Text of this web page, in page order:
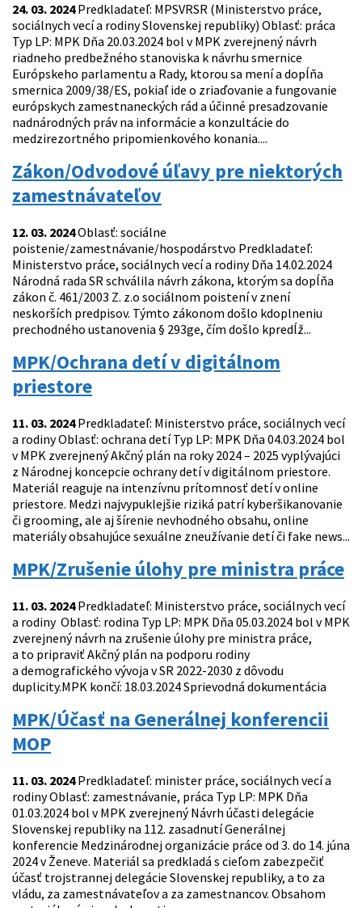
24. 03. 2024Predkladateľ: MPSVRSR (Ministerstvo práce,
sociálnych vecí a rodiny Slovenskej republiky) Oblasť: práca
Typ LP: MPK Dňa 20.03.2024 bol v MPK zverejnený návrh
riadneho predbežného stanoviska k návrhu smernice
Európskeho parlamentu a Rady, ktorou sa mení a dopĺňa
smernica 2009/38/ES, pokiaľ ide o zriaďovanie a fungovanie
európskych zamestnaneckých rád a účinné presadzovanie
nadnárodných práv na informácie a konzultácie do
medzirezortného pripomienkového konania....
Zákon/Odvodové úľavy pre niektorých
zamestnávateľov
12. 03. 2024Oblasť: sociálne
poistenie/zamestnávanie/hospodárstvo Predkladateľ:
Ministerstvo práce, sociálnych vecí a rodiny Dňa 14.02.2024
Národná rada SR schválila návrh zákona, ktorým sa dopĺňa
zákon č. 461/2003 Z. z.o sociálnom poistení v znení
neskorších predpisov. Týmto zákonom došlo kdoplneniu
prechodného ustanovenia § 293ge, čím došlo kpredĺž...
MPK/Ochrana detí v digitálnom
priestore
11. 03. 2024Predkladateľ: Ministerstvo práce, sociálnych vecí
a rodiny Oblasť: ochrana detí Typ LP: MPK Dňa 04.03.2024 bol
v MPK zverejnený Akčný plán na roky 2024 – 2025 vyplývajúci
z Národnej koncepcie ochrany detí v digitálnom priestore.
Materiál reaguje na intenzívnu prítomnosť detí v online
priestore. Medzi najvypuklejšie riziká patrí kyberšikanovanie
či grooming, ale aj šírenie nevhodného obsahu, online
materiály obsahujúce sexuálne zneužívanie detí či fake news...
MPK/Zrušenie úlohy pre ministra práce
11. 03. 2024Predkladateľ: Ministerstvo práce, sociálnych vecí
a rodiny Oblasť: rodina Typ LP: MPK Dňa 05.03.2024 bol v MPK
zverejnený návrh na zrušenie úlohy pre ministra práce,
a to pripraviť Akčný plán na podporu rodiny
a demografického vývoja v SR 2022-2030 z dôvodu
duplicity.MPK končí: 18.03.2024 Sprievodná dokumentácia
MPK/Účasť na Generálnej konferencii
MOP
11. 03. 2024Predkladateľ: minister práce, sociálnych vecí a
rodiny Oblasť: zamestnávanie, práca Typ LP: MPK Dňa
01.03.2024 bol v MPK zverejnený Návrh účasti delegácie
Slovenskej republiky na 112. zasadnutí Generálnej
konferencie Medzinárodnej organizácie práce od 3. do 14. júna
2024 v Ženeve. Materiál sa predkladá s cieľom zabezpečiť
účasť trojstrannej delegácie Slovenskej republiky, a to za
vládu, za zamestnávateľov a za zamestnancov. Obsahom